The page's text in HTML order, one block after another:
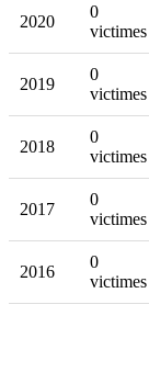
2020
0
victimes
2019
0
victimes
2018
0
victimes
2017
0
victimes
2016
0
victimes